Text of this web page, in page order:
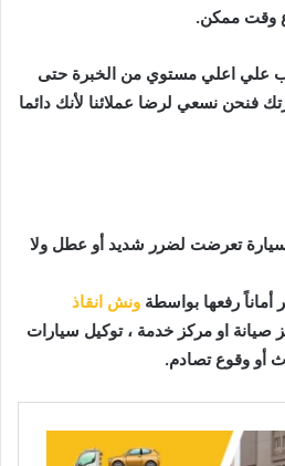
وقت ممكن.
علي اعلي مستوي من الخبرة حتى
فنحن نسعي لرضا عملائنا لأنك دائما
تعرضت لضرر شديد أو عطل ولا
أماناً رفعها بواسطة ونش انقاذ
صيانة او مركز خدمة ، توكيل سيارات
أو وقوع تصادم.